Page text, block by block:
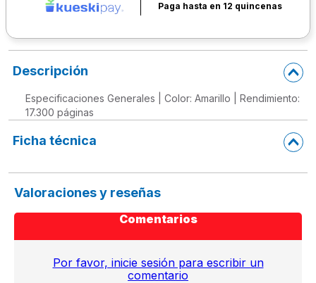
Paga hasta en 12 quincenas
Descripción
Especificaciones Generales | Color: Amarillo | Rendimiento:
17.300 páginas
Ficha técnica
Valoraciones y reseñas
Comentarios
Por favor, inicie sesión para escribir un
comentario